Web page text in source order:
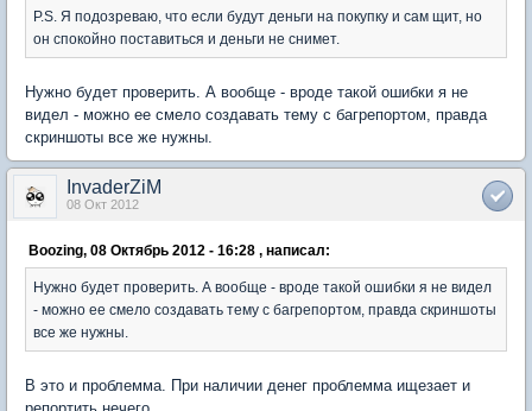
P.S. Я подозреваю, что если будут деньги на покупку и сам щит, но
он спокойно поставиться и деньги не снимет.
Нужно будет проверить. А вообще - вроде такой ошибки я не
видел - можно ее смело создавать тему с багрепортом, правда
скриншоты все же нужны.
InvaderZiM
08 Окт 2012
Boozing, 08 Октябрь 2012 - 16:28 , написал:
Нужно будет проверить. А вообще - вроде такой ошибки я не видел
- можно ее смело создавать тему с багрепортом, правда скриншоты
все же нужны.
В это и проблемма. При наличии денег проблемма ищезает и